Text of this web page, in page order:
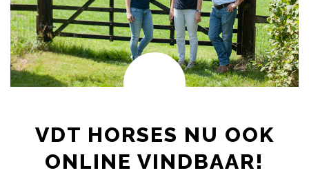
VDT HORSES NU OOK
ONLINE VINDBAAR!